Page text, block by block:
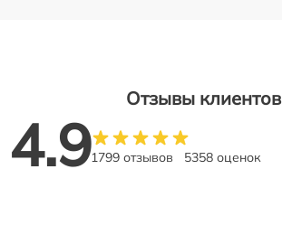
Отзывы клиентов
4.91799 отзывов 5358 оценок